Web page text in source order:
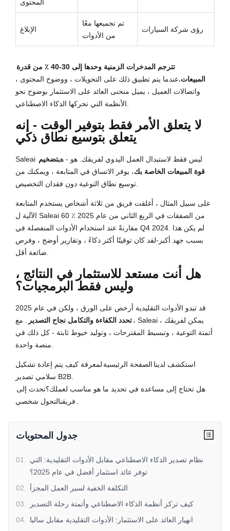
المحتوى
الإبلاغ
تم تجميعها معًا
من الأدوات
رؤى شركة السيارات
تترجم المدخرات الزمنية وحدها إلى 30-40 ٪ من قدرة
المبيعات.عندما يتم تطبيق ذلك على التحويلات ، ووضوح المحتوى ،
واتصالات العميل ، يميل منحنى العائد على الاستثمار بوضوح نحو
الأنظمة التي تحركها الذكاء الاصطناعي.
لا يتعلق الأمر فقط بتوفير الوقت - إنه
يتعلق بتوسيع نطاق ذكي
Saleai ليس فقط لاستبدال العمل اليدوي لفريقك. هو - هيتضخيم
قوة المبيعات الخاصة بك، يوفر الاتساق في المتابعة ، ويمكنك من
توسيع نطاق التوعية دون فقدان التخصيص.
على سبيل المثال ، أغلقت فريق من ثلاثة أشخاص يستخدم المتابعة
الآلية ل Saleai 60 ٪ من الصفقات في الربع الثاني من عام 2025
مقارنةً عند استخدام الأدوات المنفصلة في Q4 2024. لم يكن هذا
بسبب جهد أكبر-لقد كان توقيتًا أكثر ذكاءً ، وتقارير أوضح ، وفرص
ضائعة أقل.
هل أنت مستعد للاستثمار في النتائج ،
وليس فقط البرمجيات؟
قد تبدو الأدوات التقليدية أرخص على الورق ، ولكن في عام 2025
،تحدد الكفاءة والتكامل نجاح التصدير . مع Saleai ، يمكن لفريقك
أتمتة التوعية ، وتبسيط المقترحات ، وتوليد خيوط ثابتة - كل ذلك في
منصة واحدة.
استكشف لدينا الصفحة الرئيسية لمعرفة كيف يتم إعادة تشكيل
سلامي تصدير B2B.
هل تحتاج إلى مساعدة في تحديد ما هو مناسب لعملك؟تحدث إلى
فريقنا لتجول شخصي.
جدول المحتويات
01
نظام تصدير الذكاء الاصطناعي مقابل الأدوات التقليدية: التي
توفر عائد استثمار أفضل في عام 2025؟
02
التكلفة الخفية لسير العمل المجزأ
03
كيف تركز أنظمة الذكاء الاصطناعي وأتمتة رحلة التصدير
04
انهيار العائد على الاستثمار: الأدوات التقليدية مقابل ساليا